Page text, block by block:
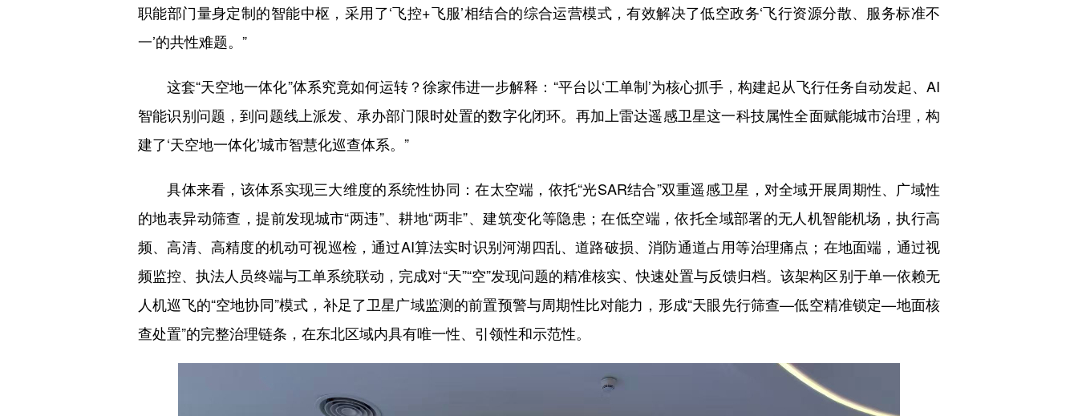
职能部门量身定制的智能中枢，采用了‘飞控+飞服’相结合的综合运营模式，有效解决了低空政务‘飞行资源分散、服务标准不
一’的共性难题。”
这套“天空地一体化”体系究竟如何运转？徐家伟进一步解释：“平台以‘工单制’为核心抓手，构建起从飞行任务自动发起、AI
智能识别问题，到问题线上派发、承办部门限时处置的数字化闭环。再加上雷达遥感卫星这一科技属性全面赋能城市治理，构
建了‘天空地一体化’城市智慧化巡查体系。”
具体来看，该体系实现三大维度的系统性协同：在太空端，依托“光SAR结合”双重遥感卫星，对全域开展周期性、广域性
的地表异动筛查，提前发现城市“两违”、耕地“两非”、建筑变化等隐患；在低空端，依托全域部署的无人机智能机场，执行高
频、高清、高精度的机动可视巡检，通过AI算法实时识别河湖四乱、道路破损、消防通道占用等治理痛点；在地面端，通过视
频监控、执法人员终端与工单系统联动，完成对“天”“空”发现问题的精准核实、快速处置与反馈归档。该架构区别于单一依赖无
人机巡飞的“空地协同”模式，补足了卫星广域监测的前置预警与周期性比对能力，形成“天眼先行筛查—低空精准锁定—地面核
查处置”的完整治理链条，在东北区域内具有唯一性、引领性和示范性。